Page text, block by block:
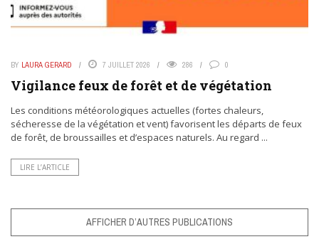
BY LAURA GERARD 7 JUILLET 2026 286 0
Vigilance feux de forêt et de végétation
Les conditions météorologiques actuelles (fortes chaleurs,
sécheresse de la végétation et vent) favorisent les départs de feux
de forêt, de broussailles et d’espaces naturels. Au regard ...
LIRE L’ARTICLE
AFFICHER D’AUTRES PUBLICATIONS